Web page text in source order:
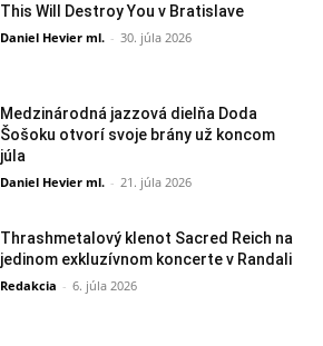
This Will Destroy You v Bratislave
Daniel Hevier ml. - 30. júla 2026
Medzinárodná jazzová dielňa Doda
Šošoku otvorí svoje brány už koncom
júla
Daniel Hevier ml. - 21. júla 2026
Thrashmetalový klenot Sacred Reich na
jedinom exkluzívnom koncerte v Randali
Redakcia - 6. júla 2026